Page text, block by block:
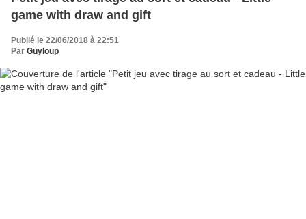
game with draw and gift
Publié le 22/06/2018 à 22:51
Par Guyloup